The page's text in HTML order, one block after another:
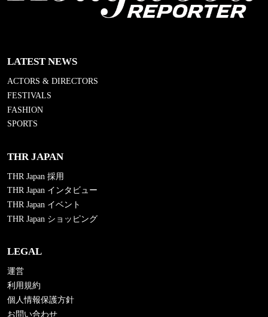
LATEST NEWS
ACTORS & DIRECTORS
FESTIVALS
FASHION
SPORTS
THR JAPAN
THR Japan 採用
THR Japan インタビュー
THR Japan イベント
THR Japan ショッピング
LEGAL
運営
利用規約
個人情報保護方針
お問い合わせ